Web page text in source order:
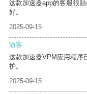
这款加速器app的客服很
好。
2025-09-15
游客
这款加速器VPM应用程序
护。
2025-09-15